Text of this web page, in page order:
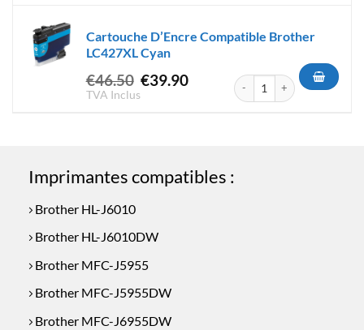
€37.90.
€28.90.
Cartouche D’Encre Compatible Brother
LC427XL Cyan
€46.50 Le
€39.90Le
TVA Inclus
quantité de Cartouche
Imprimantes compatibles :
Brother HL-J6010
Brother HL-J6010DW
Brother MFC-J5955
Brother MFC-J5955DW
Brother MFC-J6955DW